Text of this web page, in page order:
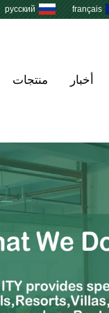
français
русский
منتجات أخبار